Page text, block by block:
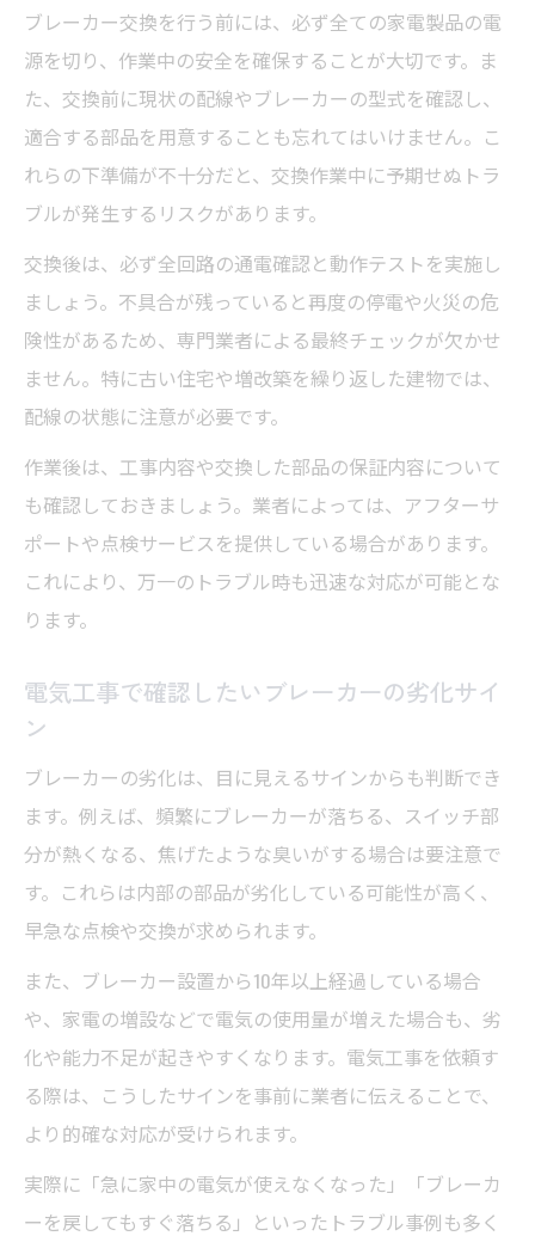
ブレーカー交換を行う前には、必ず全ての家電製品の電
源を切り、作業中の安全を確保することが大切です。ま
た、交換前に現状の配線やブレーカーの型式を確認し、
適合する部品を用意することも忘れてはいけません。こ
れらの下準備が不十分だと、交換作業中に予期せぬトラ
ブルが発生するリスクがあります。
交換後は、必ず全回路の通電確認と動作テストを実施し
ましょう。不具合が残っていると再度の停電や火災の危
険性があるため、専門業者による最終チェックが欠かせ
ません。特に古い住宅や増改築を繰り返した建物では、
配線の状態に注意が必要です。
作業後は、工事内容や交換した部品の保証内容について
も確認しておきましょう。業者によっては、アフターサ
ポートや点検サービスを提供している場合があります。
これにより、万一のトラブル時も迅速な対応が可能とな
ります。
電気工事で確認したいブレーカーの劣化サイ
ン
ブレーカーの劣化は、目に見えるサインからも判断でき
ます。例えば、頻繁にブレーカーが落ちる、スイッチ部
分が熱くなる、焦げたような臭いがする場合は要注意で
す。これらは内部の部品が劣化している可能性が高く、
早急な点検や交換が求められます。
また、ブレーカー設置から10年以上経過している場合
や、家電の増設などで電気の使用量が増えた場合も、劣
化や能力不足が起きやすくなります。電気工事を依頼す
る際は、こうしたサインを事前に業者に伝えることで、
より的確な対応が受けられます。
実際に「急に家中の電気が使えなくなった」「ブレーカ
ーを戻してもすぐ落ちる」といったトラブル事例も多く